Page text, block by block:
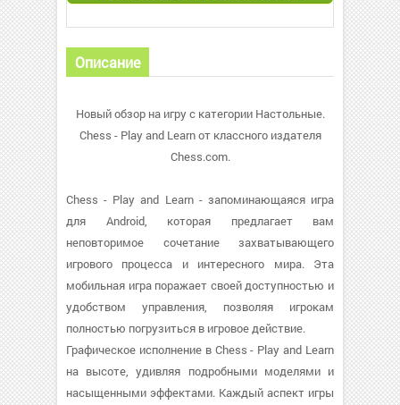
Описание
Новый обзор на игру с категории Настольные.
Chess - Play and Learn от классного издателя
Chess.com.
Chess - Play and Learn - запоминающаяся игра
для Android, которая предлагает вам
неповторимое сочетание захватывающего
игрового процесса и интересного мира. Эта
мобильная игра поражает своей доступностью и
удобством управления, позволяя игрокам
полностью погрузиться в игровое действие.
Графическое исполнение в Chess - Play and Learn
на высоте, удивляя подробными моделями и
насыщенными эффектами. Каждый аспект игры